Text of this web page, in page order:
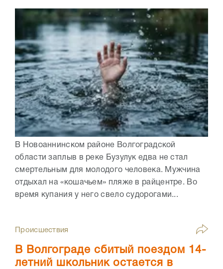
В Новоаннинском районе Волгоградской
области заплыв в реке Бузулук едва не стал
смертельным для молодого человека. Мужчина
отдыхал на «кошачьем» пляже в райцентре. Во
время купания у него свело судорогами...
Происшествия
В Волгограде сбитый поездом 14-
летний школьник остается в